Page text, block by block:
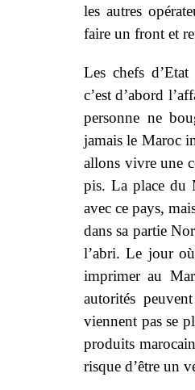
les autres
faire un front et
Les chefs
c’est d’abord
personne ne
jamais le Maroc
allons vivre une
pis. La place du
avec ce pays,
dans sa partie
l’abri. Le jour
imprimer au
autorités
viennent pas se
produits
risque d’être un